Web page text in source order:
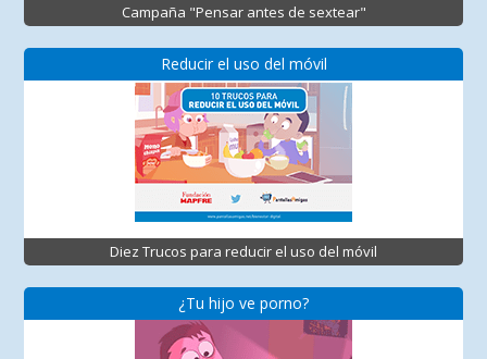
Campaña "Pensar antes de sextear"
Reducir el uso del móvil
Diez Trucos para reducir el uso del móvil
¿Tu hijo ve porno?